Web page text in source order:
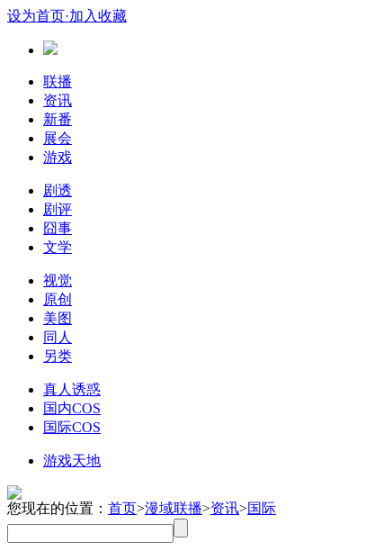
设为首页·加入收藏
联播
资讯
新番
展会
游戏
剧透
剧评
囧事
文学
视觉
原创
美图
同人
另类
真人诱惑
国内COS
国际COS
游戏天地
您现在的位置： 首页>漫域联播>资讯>国际